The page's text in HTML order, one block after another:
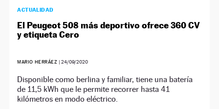
ACTUALIDAD
El Peugeot 508 más deportivo ofrece 360 CV
y etiqueta Cero
MARIO HERRÁEZ | 24/09/2020
Disponible como berlina y familiar, tiene una batería
de 11,5 kWh que le permite recorrer hasta 41
kilómetros en modo eléctrico.